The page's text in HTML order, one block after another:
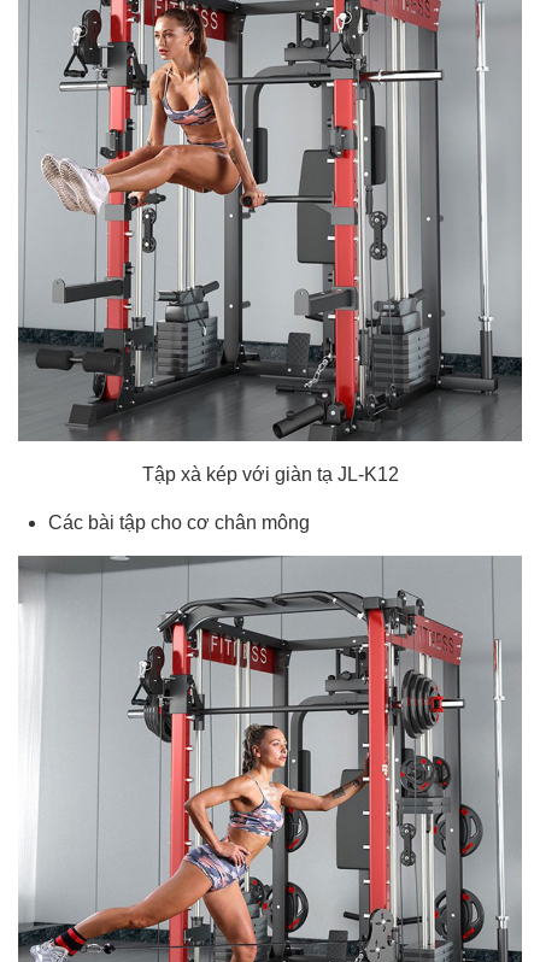
Tập xà kép với giàn tạ JL-K12
Các bài tập cho cơ chân mông